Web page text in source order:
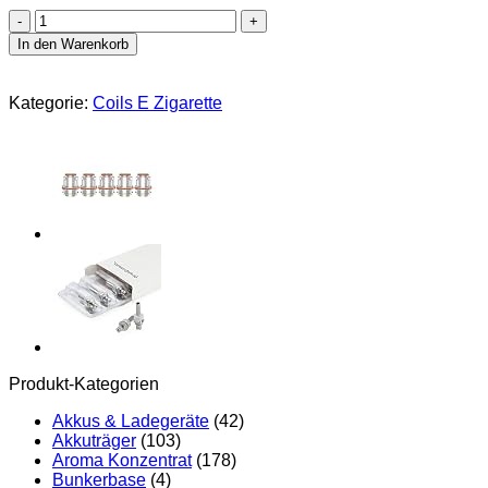
GEEKVAPE
Mesh
Z
Coil,
Verdampferkopf
Zigarette,
0,15
Nikotin
Menge
In den Warenkorb
Kategorie: Coils E Zigarette
Produkt-Kategorien
Akkus & Ladegeräte (42)
Akkuträger (103)
Aroma Konzentrat (178)
Bunkerbase (4)